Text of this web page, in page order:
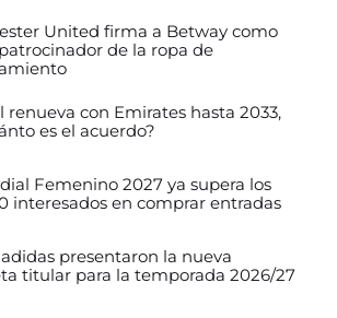
United firma a Betway como
de la ropa de
renueva con Emirates hasta 2033,
es el acuerdo?
Femenino 2027 ya supera los
interesados en comprar entradas
presentaron la nueva
titular para la temporada 2026/27